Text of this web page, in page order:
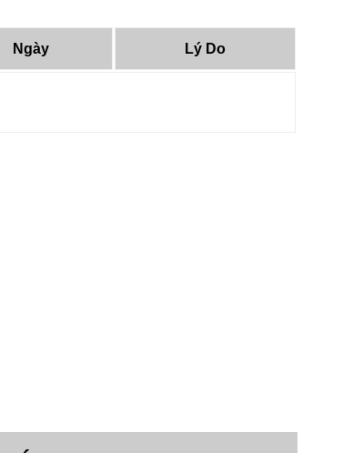
Ngày Lý Do